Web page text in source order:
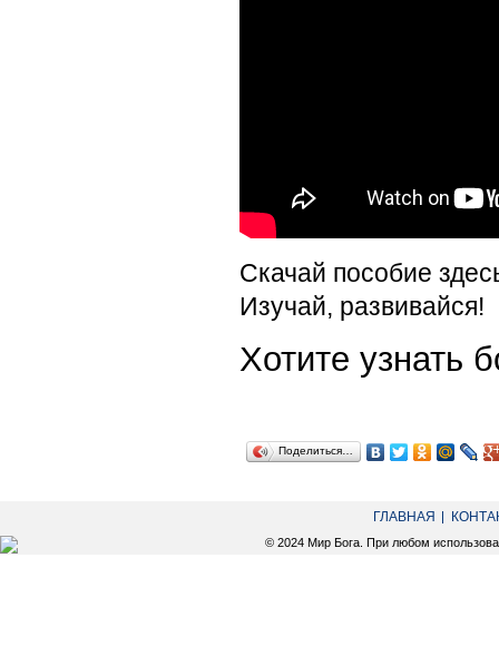
Скачай пособие
Изучай, развивайся!
Хотите
Поделиться…
ГЛАВНАЯ
© 2024 Мир Бога. При любом